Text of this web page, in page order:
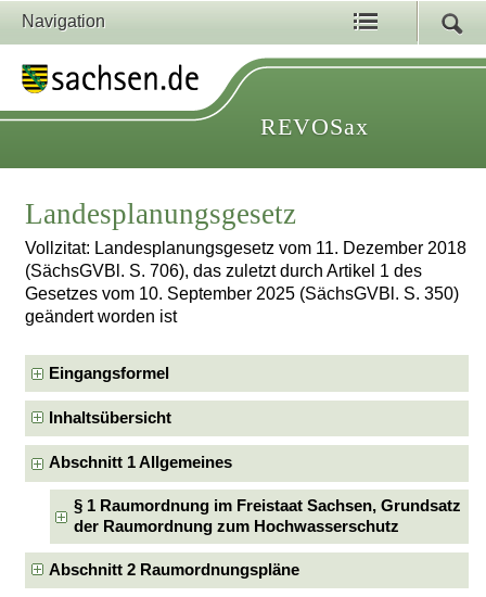
Navigation
REVOSax
Landesplanungsgesetz
Vollzitat: Landesplanungsgesetz vom 11. Dezember 2018
(SächsGVBl. S. 706), das zuletzt durch Artikel 1 des
Gesetzes vom 10. September 2025 (SächsGVBl. S. 350)
geändert worden ist
Eingangsformel
Inhaltsübersicht
Abschnitt 1 Allgemeines
§ 1 Raumordnung im Freistaat Sachsen, Grundsatz
der Raumordnung zum Hochwasserschutz
Abschnitt 2 Raumordnungspläne